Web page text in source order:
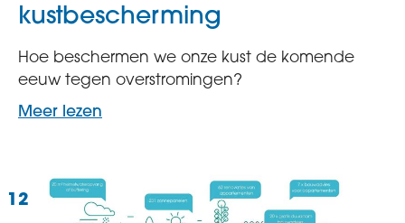
kustbescherming
Hoe beschermen we onze kust de komende
eeuw tegen overstromingen?
Meer lezen